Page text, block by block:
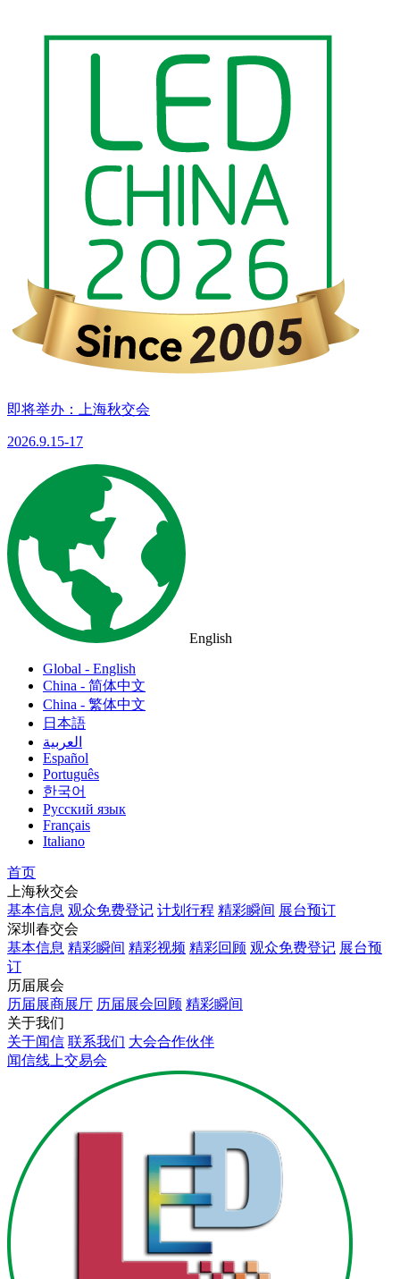
即将举办：上海秋交会
2026.9.15-17
English
Global - English
China - 简体中文
China - 繁体中文
日本語
العربية
Español
Português
한국어
Русский язык
Français
Italiano
首页
上海秋交会
基本信息 观众免费登记 计划行程 精彩瞬间 展台预订
深圳春交会
基本信息 精彩瞬间 精彩视频 精彩回顾 观众免费登记 展台预
订
历届展会
历届展商展厅 历届展会回顾 精彩瞬间
关于我们
关于闻信 联系我们 大会合作伙伴
闻信线上交易会